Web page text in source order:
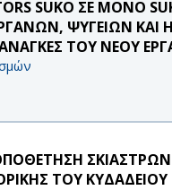
SUKO ΣΕ ΜΟΝΟ
ΨΥΓΕΙΩΝ ΚΑΙ
ΑΝΑΓΚΕΣ ΤΟΥ ΝΕΟΥ
ΤΟΥ